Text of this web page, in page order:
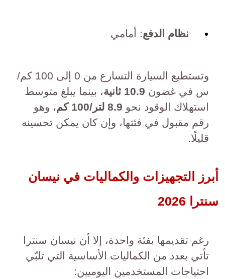
نظام الدفع: أمامي
وتستطيع السيارة التسارع من 0 إلى 100 كم/
س في غضون 10.9 ثانية
، بينما يبلغ متوسط
استهلاك الوقود نحو 8.9 لتر/100 كم
، وهو
رقم مقبول في فئتها، وإن كان يمكن تحسينه
قليلًا.
أبرز التجهيزات والكماليات في نيسان
سنترا 2026
رغم تقديمها بفئة واحدة، إلا أن نيسان سنترا
تأتي بعدد من الكماليات الأساسية التي تلبّي
احتياجات المستخدمين اليوميين: